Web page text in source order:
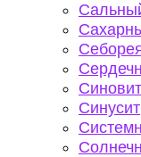
Синовит
Синусит